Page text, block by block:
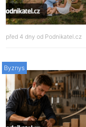
před 4 dny od Podnikatel.cz
Byznys